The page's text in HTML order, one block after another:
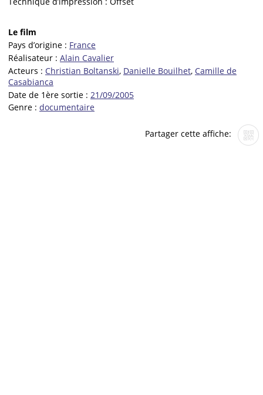
Le film
Pays d’origine : France
Réalisateur : Alain Cavalier
Acteurs : Christian Boltanski, Danielle Bouilhet, Camille de
Casabianca
Date de 1ère sortie : 21/09/2005
Genre : documentaire
Partager cette affiche: